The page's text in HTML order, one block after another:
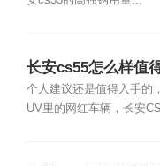
长安cs55怎么样值
个人建议还是值得入手的
UV里的网红车辆，长安